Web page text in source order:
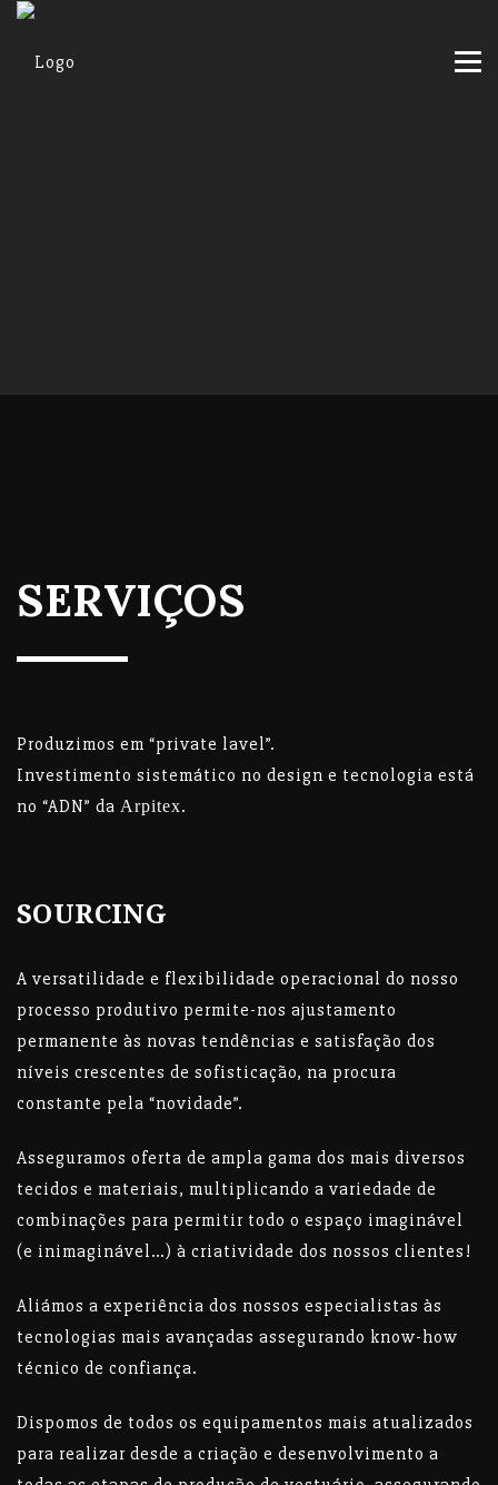
SERVIÇOS
Produzimos em “private lavel”.
Investimento sistemático no design e tecnologia está
no “ADN” da Arpitex.
SOURCING
A versatilidade e flexibilidade operacional do nosso
processo produtivo permite-nos ajustamento
permanente às novas tendências e satisfação dos
níveis crescentes de sofisticação, na procura
constante pela “novidade”.
Asseguramos oferta de ampla gama dos mais diversos
tecidos e materiais, multiplicando a variedade de
combinações para permitir todo o espaço imaginável
(e inimaginável…) à criatividade dos nossos clientes!
Aliámos a experiência dos nossos especialistas às
tecnologias mais avançadas assegurando know-how
técnico de confiança.
Dispomos de todos os equipamentos mais atualizados
para realizar desde a criação e desenvolvimento a